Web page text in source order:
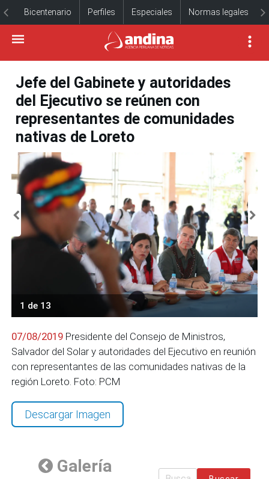
Bicentenario Perfiles Especiales Normas legales
Jefe del Gabinete y autoridades
del Ejecutivo se reúnen con
representantes de comunidades
nativas de Loreto
1 de 13
07/08/2019 Presidente del Consejo de Ministros,
Salvador del Solar y autoridades del Ejecutivo en reunión
con representantes de las comunidades nativas de la
región Loreto. Foto: PCM
Descargar Imagen
Galería